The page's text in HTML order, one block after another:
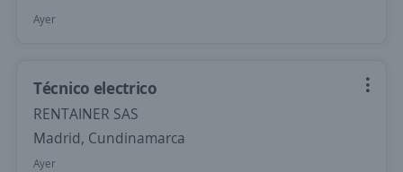
Ayer
Técnico electrico
RENTAINER SAS
Madrid, Cundinamarca
Ayer